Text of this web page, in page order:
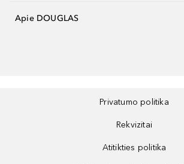
Apie DOUGLAS
Privatumo politika
Rekvizitai
Atitikties politika